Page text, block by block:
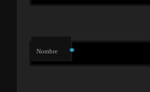
Nombre *